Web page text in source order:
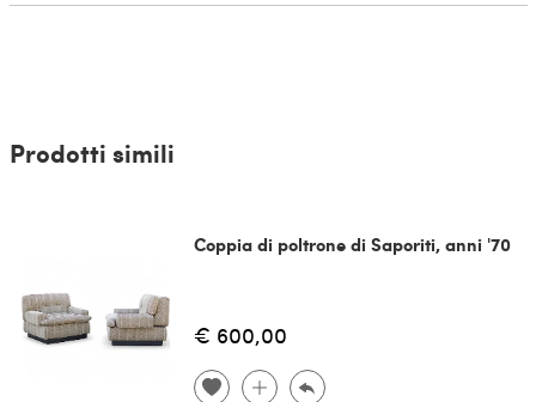
Prodotti simili
Coppia di poltrone di Saporiti, anni '70
€ 600,00